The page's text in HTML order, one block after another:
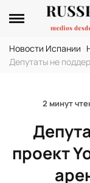
Новости Испании
Депутаты не
2 минут
проект